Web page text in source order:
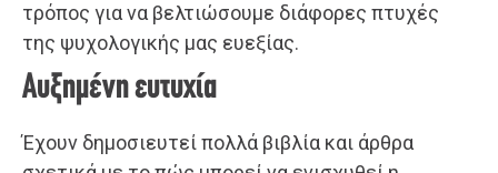
τρόπος για να βελτιώσουμε διάφορες πτυχές
της ψυχολογικής μας ευεξίας.
Αυξημένη ευτυχία
Έχουν δημοσιευτεί πολλά βιβλία και άρθρα